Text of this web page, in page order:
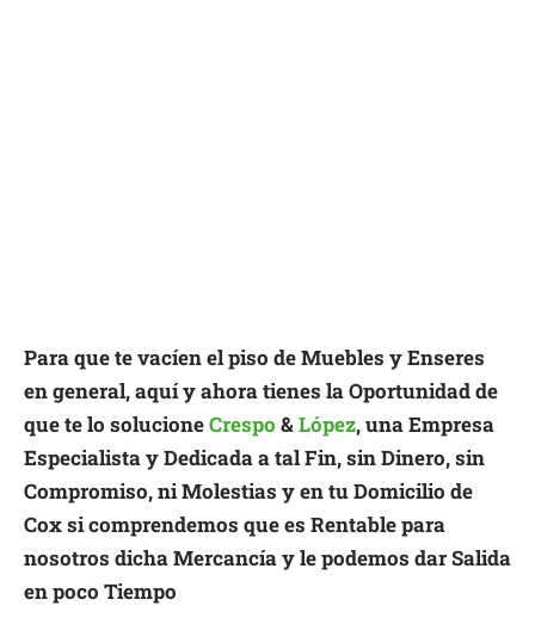
Para que te vacíen el piso de Muebles y Enseres
en general, aquí y ahora tienes la Oportunidad de
que te lo solucioneCrespo &López, una Empresa
Especialista y Dedicada a tal Fin, sin Dinero, sin
Compromiso, ni Molestias y en tu Domicilio de
Cox si comprendemos que es Rentable para
nosotros dicha Mercancía y le podemos dar Salida
en poco Tiempo